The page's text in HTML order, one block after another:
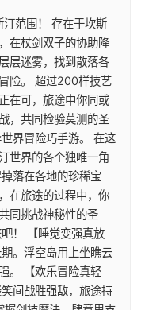
范围！ 存在于坎斯
在杖剑双子的协助降
层迷雾，找到散落各
险。 超过200样技艺
在可，旅途中你同或
，共同检验莫测的圣
界冒险巧手游。 在这
世界的各个独唯一角
落在各地的珍稀宝
在旅途的过程中，你
同挑战神秘性的圣
！ 【睡觉变强真放
。浮空岛用上坐瞧云
。 【欢乐冒险真轻
间战胜强敌，旅途持